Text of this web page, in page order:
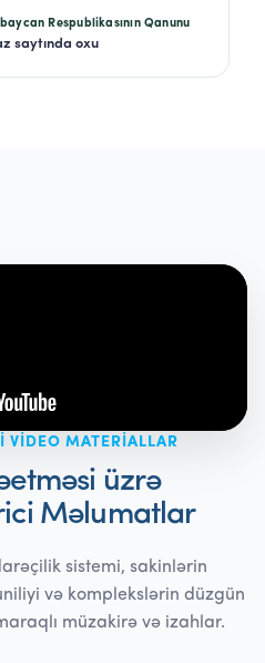
Respublikasının Qanunu
saytında oxu
MATERIALLAR
üzrə
Məlumatlar
sistemi, sakinlərin
və komplekslərin düzgün
müzakirə və izahlar.